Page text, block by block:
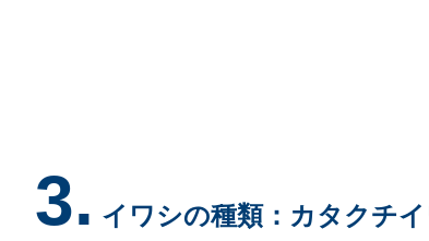
3. イワシの種類：カタクチ